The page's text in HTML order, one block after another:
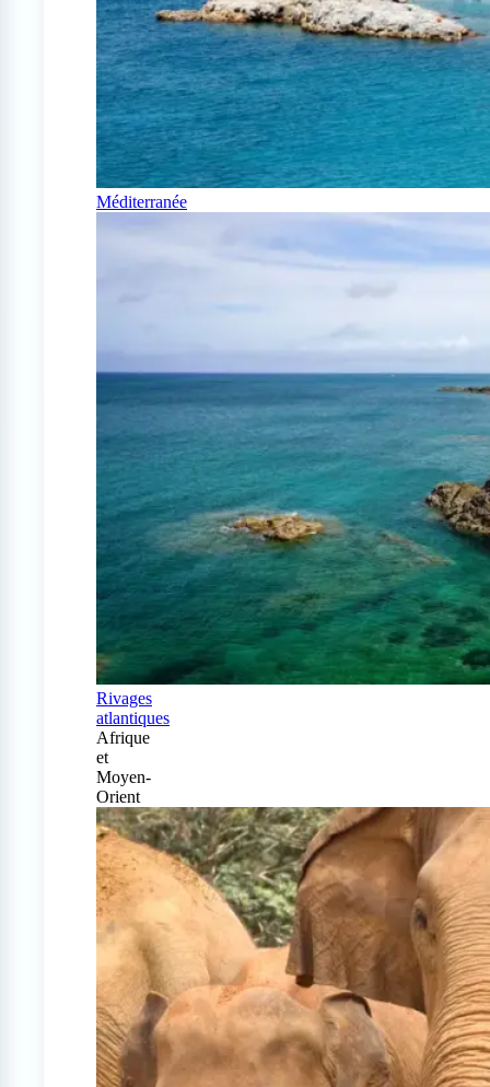
Méditerranée
Rivages
atlantiques
Afrique
et
Moyen-
Orient